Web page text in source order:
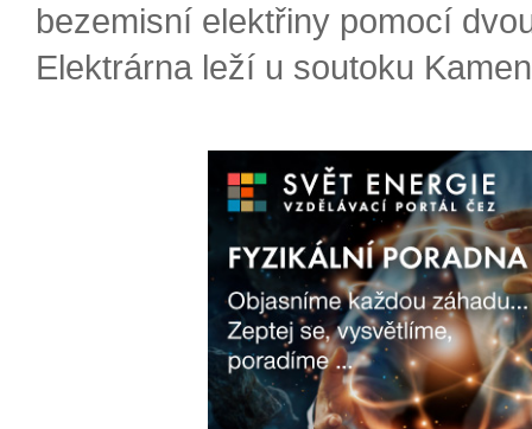
bezemisní elektřiny pomocí
Elektrárna leží u soutoku